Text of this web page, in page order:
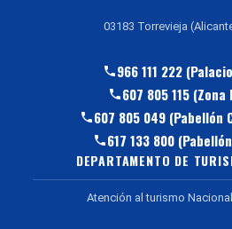
03183 Torrevieja
966 111 222
607 805 115
607 805 049 (Pabellón
617 133 800
DEPARTAMENTO DE
Atención al turismo